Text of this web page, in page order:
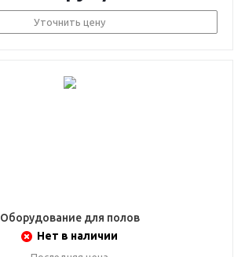
Уточнить цену
Оборудование для полов
Нет в наличии